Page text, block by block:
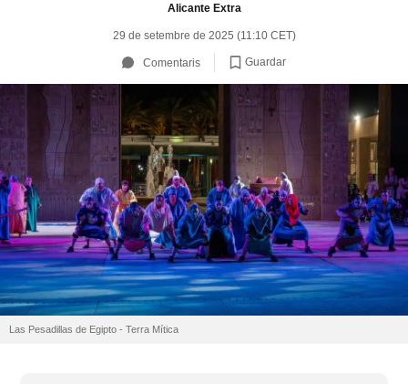
Alicante Extra
29 de setembre de 2025 (11:10 CET)
Comentaris Guardar
Las Pesadillas de Egipto - Terra Mítica